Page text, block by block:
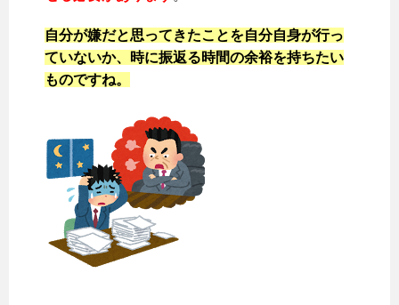
自分が嫌だと思ってきたことを自分自身が行っ
ていないか、時に振返る時間の余裕を持ちたい
ものですね。